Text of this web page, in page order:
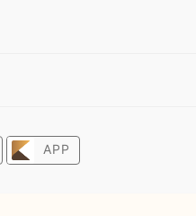
APP